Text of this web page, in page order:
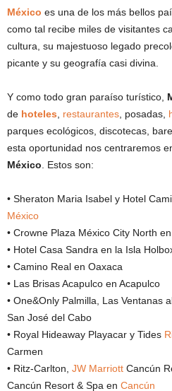
México es una de los más bellos
como tal recibe miles de visitantes
cultura, su majestuoso legado
picante y su geografía casi divina.
Y como todo gran paraíso turístico,
de hoteles restaurantes , posadas,
parques ecológicos, discotecas,
esta oportunidad nos centraremos
México . Estos son:
• Sheraton Maria Isabel y Hotel
México
• Crowne Plaza México City North
• Hotel Casa Sandra en la Isla
• Camino Real en Oaxaca
• Las Brisas Acapulco en Acapulco
• One&Only Palmilla, Las Ventanas
San José del Cabo
• Royal Hideaway Playacar y Tides
Carmen
• Ritz-Carlton, JW Marriott Cancún
Cancún Resort & Spa en Cancún